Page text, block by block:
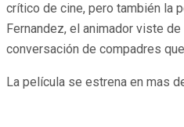
crítico de cine, pero también la
Fernandez, el animador viste
conversación de compadres
La película se estrena en mas